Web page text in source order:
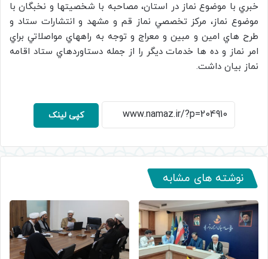
خبري با موضوع نماز در استان، مصاحبه با شخصيتها و نخبگان با
موضوع نماز، مركز تخصصي نماز قم و مشهد و انتشارات ستاد و
طرح هاي امين و مبين و معراج و توجه به راههاي مواصلاتي براي
امر نماز و ده ها خدمات ديگر را از جمله دستاوردهاي ستاد اقامه
نماز بيان داشت.
کپی لینک
نوشته های مشابه